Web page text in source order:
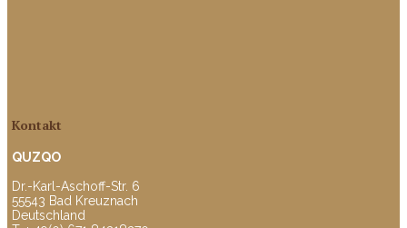
Kontakt
QUZQO
Dr.-Karl-Aschoff-Str. 6
55543 Bad Kreuznach
Deutschland